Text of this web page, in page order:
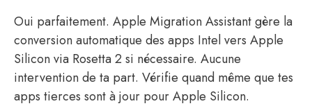
Oui parfaitement. Apple Migration Assistant gère la
conversion automatique des apps Intel vers Apple
Silicon via Rosetta 2 si nécessaire. Aucune
intervention de ta part. Vérifie quand même que tes
apps tierces sont à jour pour Apple Silicon.